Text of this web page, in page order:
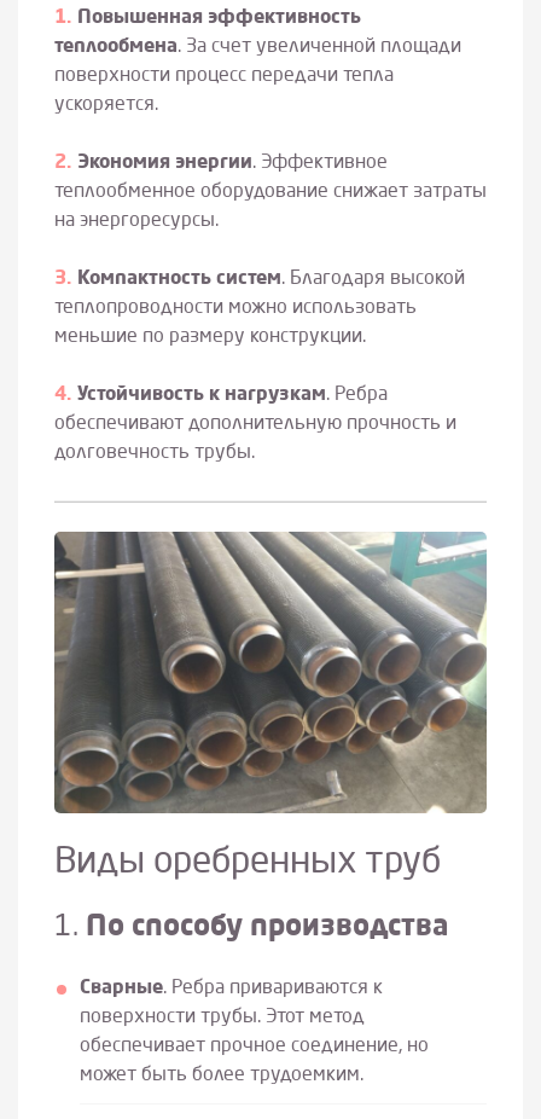
Повышенная эффективность
теплообмена. За счет увеличенной площади
поверхности процесс передачи тепла
ускоряется.
Экономия энергии. Эффективное
теплообменное оборудование снижает затраты
на энергоресурсы.
Компактность систем. Благодаря высокой
теплопроводности можно использовать
меньшие по размеру конструкции.
Устойчивость к нагрузкам. Ребра
обеспечивают дополнительную прочность и
долговечность трубы.
Виды оребренных труб
1. По способу производства
Сварные. Ребра привариваются к
поверхности трубы. Этот метод
обеспечивает прочное соединение, но
может быть более трудоемким.